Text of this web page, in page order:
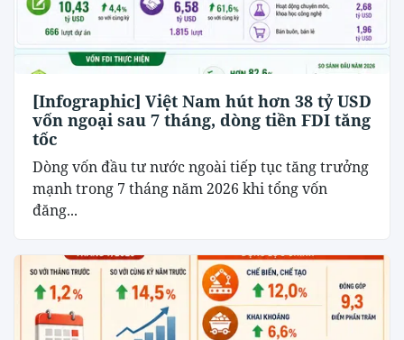
[Infographic] Việt Nam hút hơn 38 tỷ USD
vốn ngoại sau 7 tháng, dòng tiền FDI tăng
tốc
Dòng vốn đầu tư nước ngoài tiếp tục tăng trưởng
mạnh trong 7 tháng năm 2026 khi tổng vốn
đăng...